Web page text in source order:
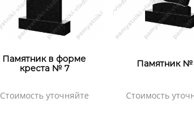
Памятник в форме
креста № 7
Стоимость уточняйте
Памятник №
Стоимость